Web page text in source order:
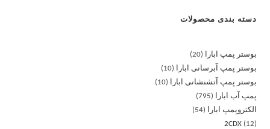
دسته بندی محصولات
بوستر پمپ ابارا
20
بوستر پمپ آبرسانی ابارا
10
بوستر پمپ آتشنشانی ابارا
10
پمپ آب ابارا
795
الکتروپمپ ابارا
54
2CDX
12